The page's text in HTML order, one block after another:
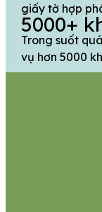
giấy tờ hợp
5000+
Trong suốt
vụ hơn 5000